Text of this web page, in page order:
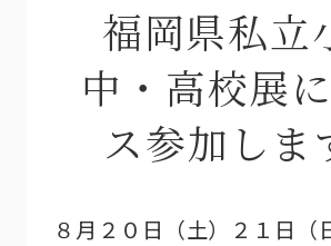
福岡県私立
中・高校展
ス参加しま
８月２０日（土）２１日（